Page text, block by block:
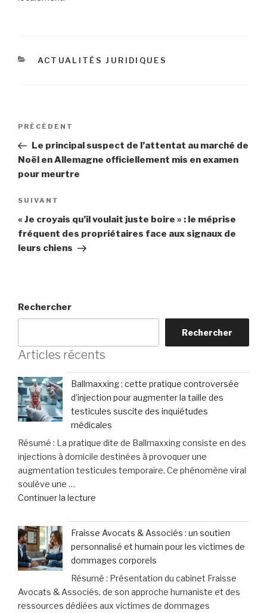
CATÉGORIES
ACTUALITÉS JURIDIQUES
Navigation
l’article
Article
précédent
PRÉCÉDENT
Le principal suspect de l’attentat au marché de
Noël en Allemagne officiellement mis en examen
pour meurtre
Article
suivant
SUIVANT
« Je croyais qu’il voulait juste boire » : le méprise
fréquent des propriétaires face aux signaux de
leurs chiens
Rechercher
Rechercher
Articles récents
Ballmaxxing : cette pratique controversée
d’injection pour augmenter la taille des
testicules suscite des inquiétudes
médicales
Résumé : La pratique dite de Ballmaxxing consiste en des
injections à domicile destinées à provoquer une
augmentation testicules temporaire. Ce phénomène viral
soulève une …
Continuer la lecture
:
cette
pratique
controversée
d’injection
pour
augmenter
Fraisse Avocats & Associés : un soutien
personnalisé et humain pour les victimes de
dommages corporels
Résumé : Présentation du cabinet Fraisse
Avocats & Associés, de son approche humaniste et des
ressources dédiées aux victimes de dommages